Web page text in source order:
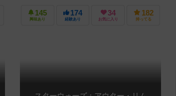
145
興味あり
174
経験あり
34
お気に入り
182
持ってる